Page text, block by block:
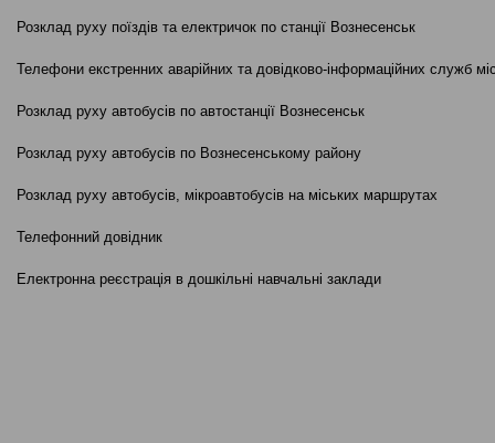
Розклад руху поїздів та електричок по станції Вознесенськ
Телефони екстренних аварійних та довідково-інформаційних служб
Розклад руху автобусів по автостанції Вознесенськ
Розклад руху автобусів по Вознесенському району
Розклад руху автобусів, мікроавтобусів на міських маршрутах
Телефонний довідник
Електронна реєстрація в дошкільні навчальні заклади